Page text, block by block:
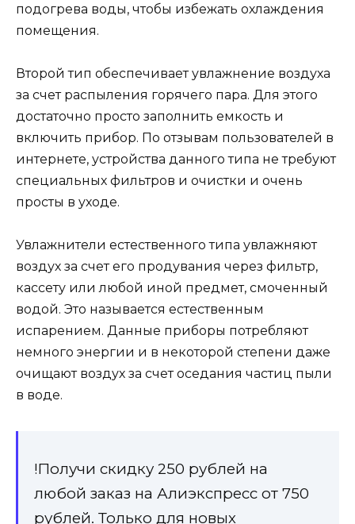
подогрева воды, чтобы избежать охлаждения
помещения.
Второй тип обеспечивает увлажнение воздуха
за счет распыления горячего пара. Для этого
достаточно просто заполнить емкость и
включить прибор. По отзывам пользователей в
интернете, устройства данного типа не требуют
специальных фильтров и очистки и очень
просты в уходе.
Увлажнители естественного типа увлажняют
воздух за счет его продувания через фильтр,
кассету или любой иной предмет, смоченный
водой. Это называется естественным
испарением. Данные приборы потребляют
немного энергии и в некоторой степени даже
очищают воздух за счет оседания частиц пыли
в воде.
!Получи скидку 250 рублей на
любой заказ на Алиэкспресс от 750
рублей. Только для новых